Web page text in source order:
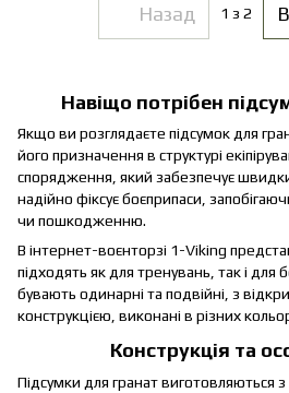
Навіщо потрібен
Якщо ви розглядаєте підсумок для
його призначення в структурі
спорядження, який забезпечує
надійно фіксує боєприпаси,
чи пошкодженню.
В інтернет-воєнторзі 1-Viking
підходять як для тренувань, так і для
бувають одинарні та подвійні, з
конструкцією, виконані в різних
Конструкція та
Підсумки для гранат виготовляються з
Назад 1 з 2